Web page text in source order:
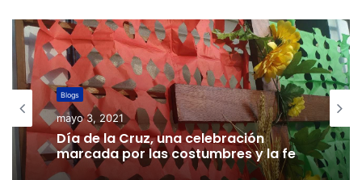
Blogs
mayo 3, 2021
Día de la Cruz, una celebración
marcada por las costumbres y la fe
Blog
julio 7, 2020